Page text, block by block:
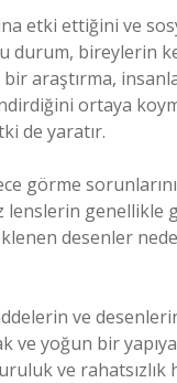
etki ettiğini ve
bireylerin
araştırma,
ortaya
de yaratır.
görme
genellikle
desenler
ve
yoğun bir
ve